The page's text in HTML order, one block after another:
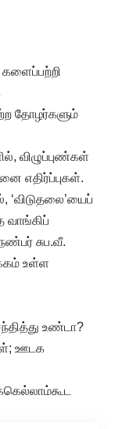
களைப்பற்றி
தோழர்களும்
விழுப்புண்கள்
எதிர்ப்புகள்.
வாங்கிப்
சுப.வீ.
உள்ள
உண்டா?
ஊடக